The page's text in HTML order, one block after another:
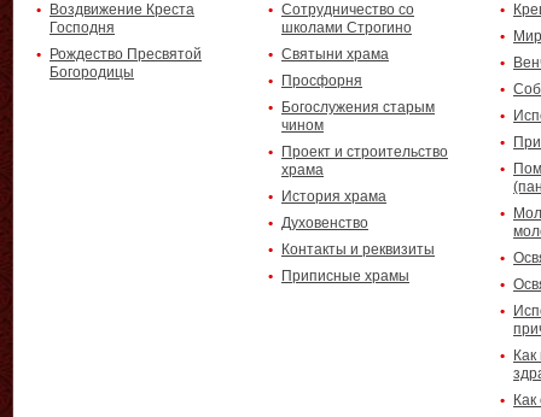
Воздвижение Креста
Господня
Рождество Пресвятой
Богородицы
Сотрудничество со
школами Строгино
Святыни храма
Просфорня
Богослужения старым
чином
Проект и строительство
храма
История храма
Духовенство
Контакты и реквизиты
Приписные храмы
Как